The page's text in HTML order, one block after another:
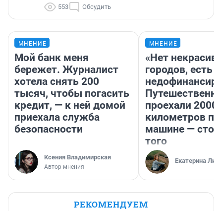
553 Обсудить
МНЕНИЕ
Мой банк меня
бережет. Журналист
хотела снять 200
тысяч, чтобы погасить
кредит, — к ней домой
приехала служба
безопасности
Ксения Владимирская
Автор мнения
МНЕНИЕ
«Нет
городов, есть
проехали 2000
километров по
машине —
того
Екатерина
РЕКОМЕНДУЕМ